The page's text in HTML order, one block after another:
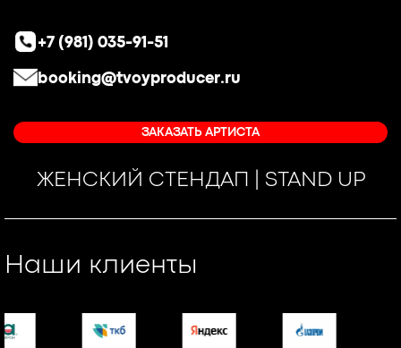
+7 (981) 035-91-51
booking@tvoyproducer.ru
ЗАКАЗАТЬ АРТИСТА
ЖЕНСКИЙ СТЕНДАП | STAND UP
Наши клиенты